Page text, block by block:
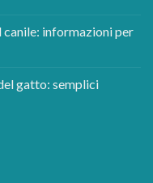
informazioni per
gatto: semplici